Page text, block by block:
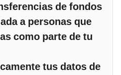
de fondos
a personas que
como parte de tu
tus datos de